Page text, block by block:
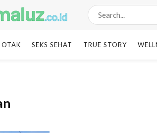
SEKS SEHAT TRUE STORY